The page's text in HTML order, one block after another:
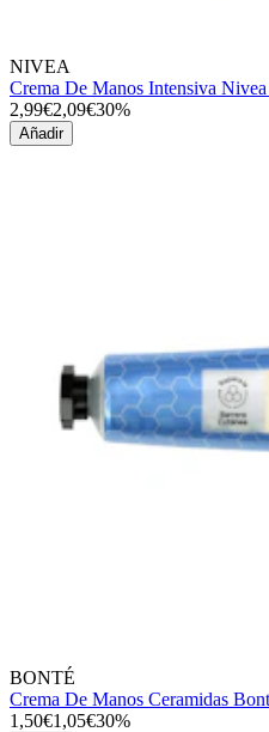
NIVEA
Crema De Manos Intensiva
2,99€2,09€30%
Añadir
BONTÉ
Crema De Manos Ceramidas
1,50€1,05€30%